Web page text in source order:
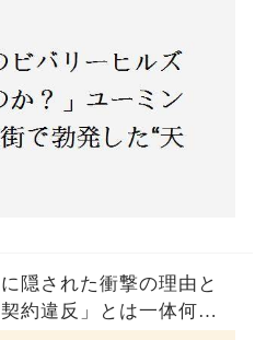
隠された衝撃の理由と
約違反」とは一体何